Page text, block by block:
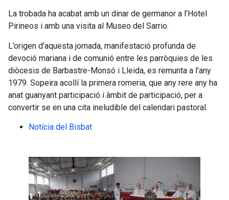
La trobada ha acabat amb un dinar de germanor a l’Hotel
Pirineos i amb una visita al Museo del Sarrio.
L’origen d’aquesta jornada, manifestació profunda de
devoció mariana i de comunió entre les parròquies de les
diòcesis de Barbastre-Monsó i Lleida, es remunta a l’any
1979. Sopeira acollí la primera romeria, que any rere any ha
anat guanyant participació i àmbit de participació, per a
convertir se en una cita ineludible del calendari pastoral.
Notícia del Bisbat